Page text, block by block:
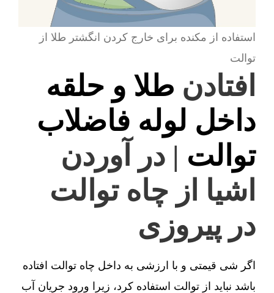
استفاده از مکنده برای خارج کردن انگشتر طلا از
توالت
افتادن طلا و حلقه
داخل لوله فاضلاب
توالت | در آوردن
اشیا از چاه توالت
در پیروزی
اگر شی قیمتی و با ارزشی به داخل چاه توالت افتاده
باشد نباید از توالت استفاده کرد، زیرا ورود جریان آب